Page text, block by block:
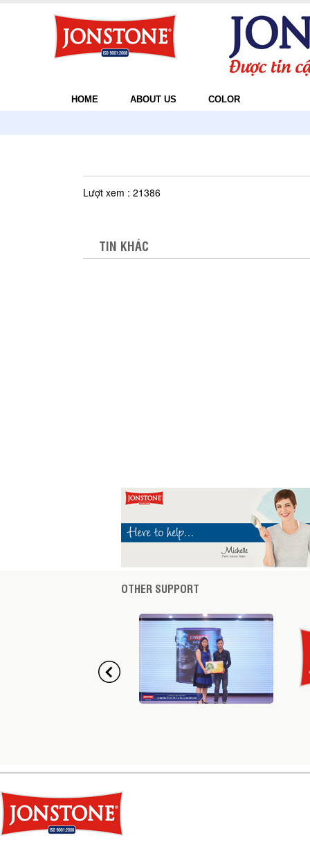
HOME ABOUT US COLOR
Lượt xem : 21386
TIN KHÁC
OTHER SUPPORT